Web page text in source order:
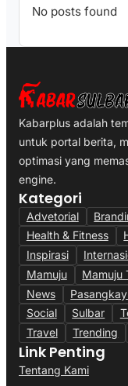
No posts found
Kabarplus adalah
untuk portal berita,
optimasi yang
engine.
Kategori
Advetorial
Health & Fitness
Inspirasi
Mamuju
Mamuju
News
Social
Sulbar
Travel
Trending
Link Penting
Tentang Kami